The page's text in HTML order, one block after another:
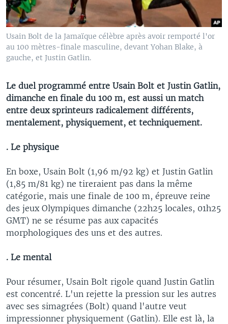
Usain Bolt de la Jamaïque célèbre après avoir remporté l'or
au 100 mètres-finale masculine, devant Yohan Blake, à
gauche, et Justin Gatlin.
Le duel programmé entre Usain Bolt et Justin Gatlin,
dimanche en finale du 100 m, est aussi un match
entre deux sprinteurs radicalement différents,
mentalement, physiquement, et techniquement.
. Le physique
En boxe, Usain Bolt (1,96 m/92 kg) et Justin Gatlin
(1,85 m/81 kg) ne tireraient pas dans la même
catégorie, mais une finale de 100 m, épreuve reine
des jeux Olympiques dimanche (22h25 locales, 01h25
GMT) ne se résume pas aux capacités
morphologiques des uns et des autres.
. Le mental
Pour résumer, Usain Bolt rigole quand Justin Gatlin
est concentré. L'un rejette la pression sur les autres
avec ses simagrées (Bolt) quand l'autre veut
impressionner physiquement (Gatlin). Elle est là, la